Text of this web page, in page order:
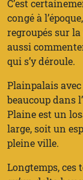
C’est
congé à
regroupés sur
aussi
qui s’y déroule.
Plainpalais
beaucoup dans
Plaine est un
large, soit un
pleine ville.
Longtemps, ces